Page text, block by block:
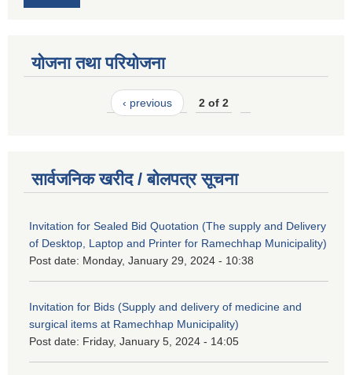
योजना तथा परियोजना
‹ previous 2 of 2
सार्वजनिक खरीद / बोलपत्र सूचना
Invitation for Sealed Bid Quotation (The supply and Delivery
of Desktop, Laptop and Printer for Ramechhap Municipality)
Post date: Monday, January 29, 2024 - 10:38
Invitation for Bids (Supply and delivery of medicine and
surgical items at Ramechhap Municipality)
Post date: Friday, January 5, 2024 - 14:05